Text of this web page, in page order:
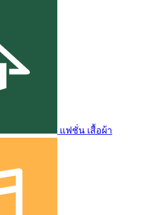
แฟชั่น เสื้อผ้า